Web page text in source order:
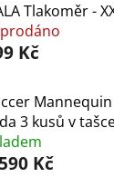
Tlakoměr -
Kč
3 kusů v
Kč